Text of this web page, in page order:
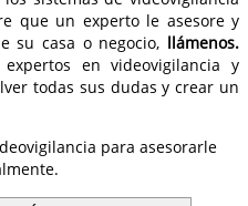
que un experto le asesore y
su casa o negocio, llámenos.
en videovigilancia y
todas sus dudas y crear un